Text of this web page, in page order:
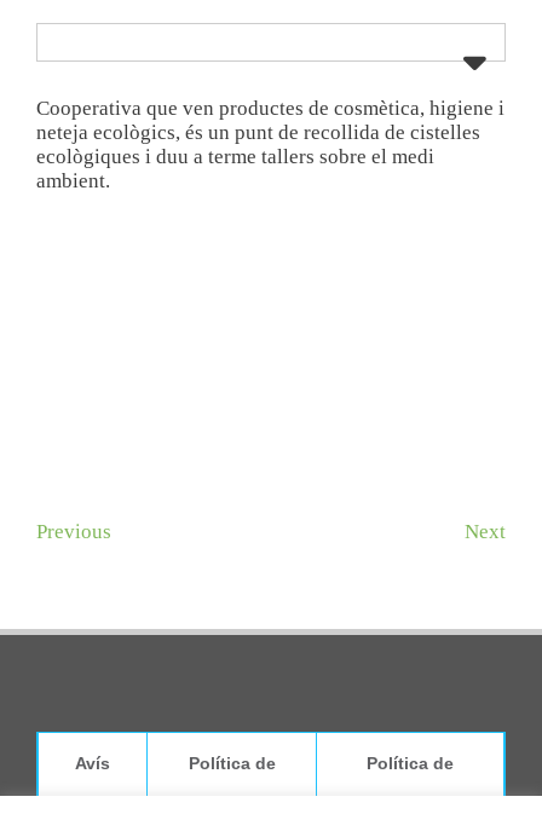
Cooperativa que ven productes de cosmètica, higiene i
neteja ecològics, és un punt de recollida de cistelles
ecològiques i duu a terme tallers sobre el medi
ambient.
Previous Next
Avís Política de Política de